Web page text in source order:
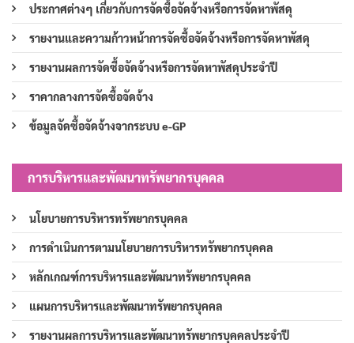
ประกาศต่างๆ เกี่ยวกับการจัดซื้อจัดจ้างหรือการจัดหาพัสดุ
รายงานและความก้าวหน้าการจัดซื้อจัดจ้างหรือการจัดหาพัสดุ
รายงานผลการจัดซื้อจัดจ้างหรือการจัดหาพัสดุประจำปี
ราคากลางการจัดซื้อจัดจ้าง
ข้อมูลจัดซื้อจัดจ้างจากระบบ e-GP
การบริหารและพัฒนาทรัพยากรบุคคล
นโยบายการบริหารทรัพยากรบุคคล
การดำเนินการตามนโยบายการบริหารทรัพยากรบุคคล
หลักเกณฑ์การบริหารและพัฒนาทรัพยากรบุคคล
แผนการบริหารและพัฒนาทรัพยากรบุคคล
รายงานผลการบริหารและพัฒนาทรัพยากรบุคคลประจำปี